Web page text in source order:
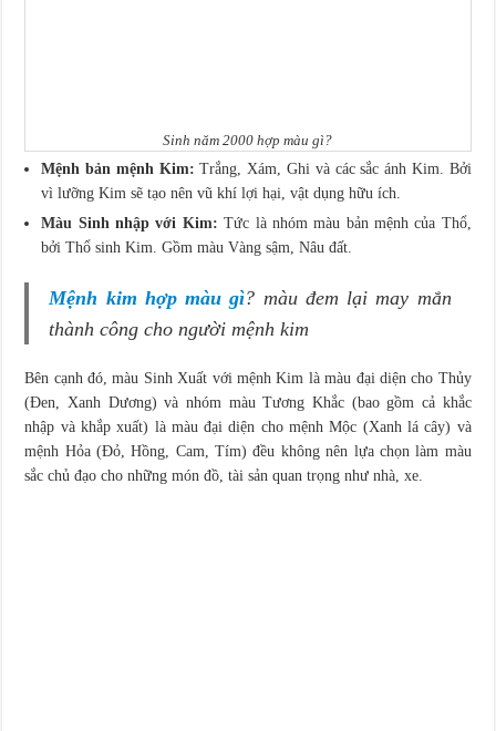
Sinh năm 2000 hợp màu gì?
Mệnh bản mệnh Kim:Trắng, Xám, Ghi và các sắc ánh Kim. Bởi
vì lưỡng Kim sẽ tạo nên vũ khí lợi hại, vật dụng hữu ích.
Màu Sinh nhập với Kim: Tức là nhóm màu bản mệnh của Thổ,
bởi Thổ sinh Kim. Gồm màu Vàng sậm, Nâu đất.
Mệnh kim hợp màu gì? màu đem lại may mắn
thành công cho người mệnh kim
Bên cạnh đó, màu Sinh Xuất với mệnh Kim là màu đại diện cho Thủy
(Đen, Xanh Dương) và nhóm màu Tương Khắc (bao gồm cả khắc
nhập và khắp xuất) là màu đại diện cho mệnh Mộc (Xanh lá cây) và
mệnh Hỏa (Đỏ, Hồng, Cam, Tím) đều không nên lựa chọn làm màu
sắc chủ đạo cho những món đồ, tài sản quan trọng như nhà, xe.